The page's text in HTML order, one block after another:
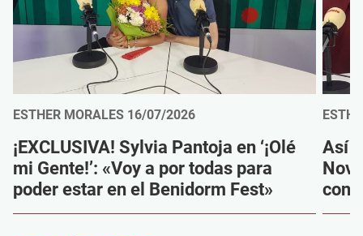
ESTHER MORALES 16/07/2026
¡EXCLUSIVA! Sylvia Pantoja en ‘¡Olé
mi Gente!’: «Voy a por todas para
poder estar en el Benidorm Fest»
Así
con